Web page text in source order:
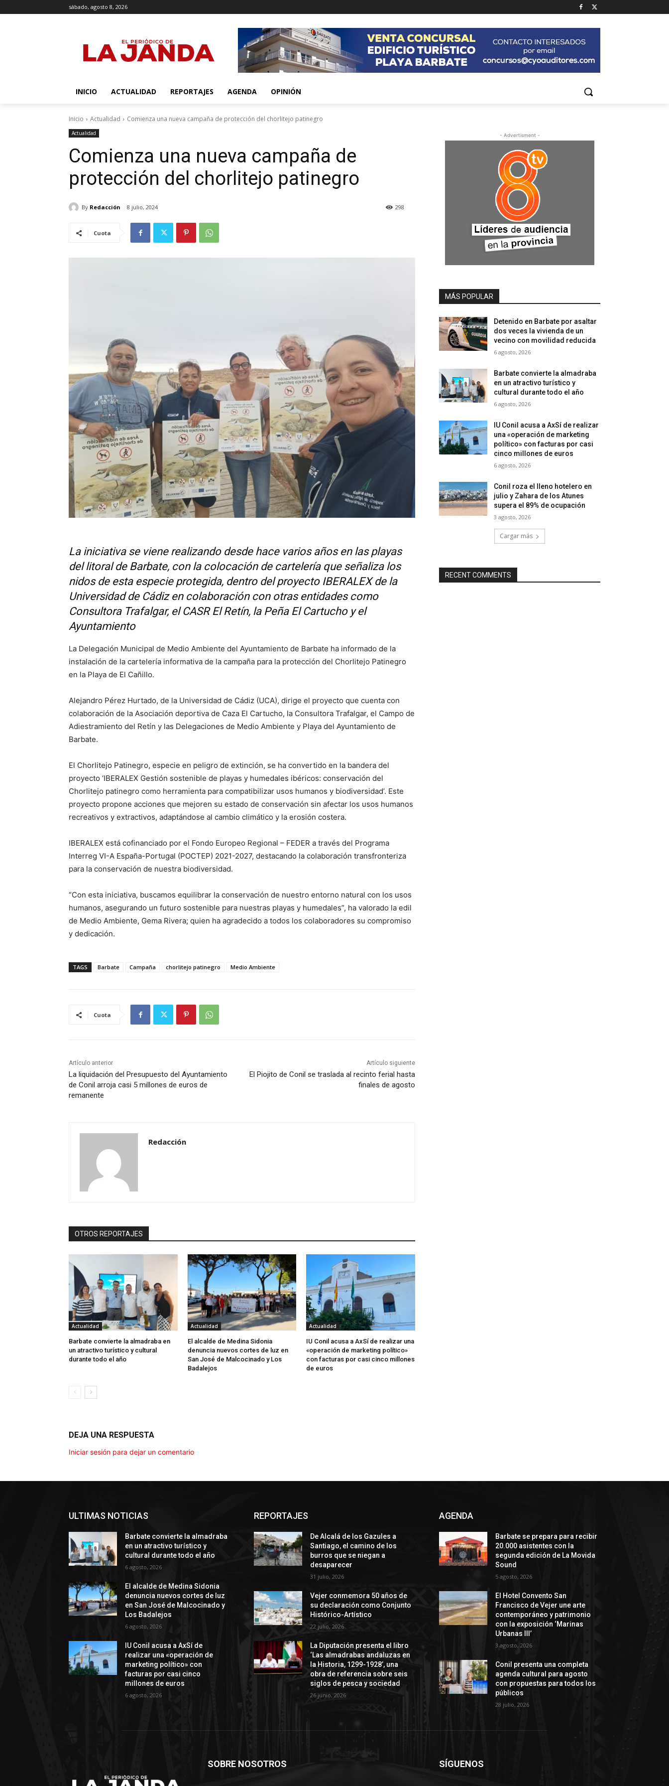
sábado, agosto 8, 2026
INICIO ACTUALIDAD REPORTAJES AGENDA OPINIÓN
Inicio Actualidad Comienza una nueva campaña de protección del chorlitejo patinegro
Actualidad
Comienza una nueva campaña de
protección del chorlitejo patinegro
By Redacción 8 julio, 2024 298
Cuota
La iniciativa se viene realizando desde hace varios años en las playas
del litoral de Barbate, con la colocación de cartelería que señaliza los
nidos de esta especie protegida, dentro del proyecto IBERALEX de la
Universidad de Cádiz en colaboración con otras entidades como
Consultora Trafalgar, el CASR El Retín, la Peña El Cartucho y el
Ayuntamiento
La Delegación Municipal de Medio Ambiente del Ayuntamiento de Barbate ha informado de la
instalación de la cartelería informativa de la campaña para la protección del Chorlitejo Patinegro
en la Playa de El Cañillo.
Alejandro Pérez Hurtado, de la Universidad de Cádiz (UCA), dirige el proyecto que cuenta con
colaboración de la Asociación deportiva de Caza El Cartucho, la Consultora Trafalgar, el Campo de
Adiestramiento del Retín y las Delegaciones de Medio Ambiente y Playa del Ayuntamiento de
Barbate.
El Chorlitejo Patinegro, especie en peligro de extinción, se ha convertido en la bandera del
proyecto ‘IBERALEX Gestión sostenible de playas y humedales ibéricos: conservación del
Chorlitejo patinegro como herramienta para compatibilizar usos humanos y biodiversidad’. Este
proyecto propone acciones que mejoren su estado de conservación sin afectar los usos humanos
recreativos y extractivos, adaptándose al cambio climático y la erosión costera.
IBERALEX está cofinanciado por el Fondo Europeo Regional – FEDER a través del Programa
Interreg VI-A España-Portugal (POCTEP) 2021-2027, destacando la colaboración transfronteriza
para la conservación de nuestra biodiversidad.
“Con esta iniciativa, buscamos equilibrar la conservación de nuestro entorno natural con los usos
humanos, asegurando un futuro sostenible para nuestras playas y humedales”, ha valorado la edil
de Medio Ambiente, Gema Rivera; quien ha agradecido a todos los colaboradores su compromiso
y dedicación.
TAGS Barbate Campaña chorlitejo patinegro Medio Ambiente
Cuota
Artículo anterior
La liquidación del Presupuesto del Ayuntamiento
de Conil arroja casi 5 millones de euros de
remanente
Artículo siguiente
El Piojito de Conil se traslada al recinto ferial hasta
finales de agosto
Redacción
OTROS REPORTAJES
Actualidad
Barbate convierte la almadraba en
un atractivo turístico y cultural
durante todo el año
Actualidad
El alcalde de Medina Sidonia
denuncia nuevos cortes de luz en
San José de Malcocinado y Los
Badalejos
Actualidad
IU Conil acusa a AxSí de realizar una
«operación de marketing político»
con facturas por casi cinco millones
de euros
DEJA UNA RESPUESTA
Iniciar sesión para dejar un comentario
- Advertisment -
MÁS POPULAR
Detenido en Barbate por asaltar
dos veces la vivienda de un
vecino con movilidad reducida
6 agosto, 2026
Barbate convierte la almadraba
en un atractivo turístico y
cultural durante todo el año
6 agosto, 2026
IU Conil acusa a AxSí de realizar
una «operación de marketing
político» con facturas por casi
cinco millones de euros
6 agosto, 2026
Conil roza el lleno hotelero en
julio y Zahara de los Atunes
supera el 89% de ocupación
3 agosto, 2026
Cargar más
RECENT COMMENTS
ULTIMAS NOTICIAS
Barbate convierte la almadraba
en un atractivo turístico y
cultural durante todo el año
6 agosto, 2026
El alcalde de Medina Sidonia
denuncia nuevos cortes de luz
en San José de Malcocinado y
Los Badalejos
6 agosto, 2026
IU Conil acusa a AxSí de
realizar una «operación de
marketing político» con
facturas por casi cinco
millones de euros
6 agosto, 2026
REPORTAJES
De Alcalá de los Gazules a
Santiago, el camino de los
burros que se niegan a
desaparecer
31 julio, 2026
Vejer conmemora 50 años de
su declaración como Conjunto
Histórico-Artístico
22 julio, 2026
La Diputación presenta el libro
‘Las almadrabas andaluzas en
la Historia, 1299-1928’, una
obra de referencia sobre seis
siglos de pesca y sociedad
26 junio, 2026
AGENDA
Barbate se prepara para recibir
20.000 asistentes con la
segunda edición de La Movida
Sound
5 agosto, 2026
El Hotel Convento San
Francisco de Vejer une arte
contemporáneo y patrimonio
con la exposición ‘Marinas
Urbanas III’
3 agosto, 2026
Conil presenta una completa
agenda cultural para agosto
con propuestas para todos los
públicos
28 julio, 2026
SOBRE NOSOTROS SÍGUENOS